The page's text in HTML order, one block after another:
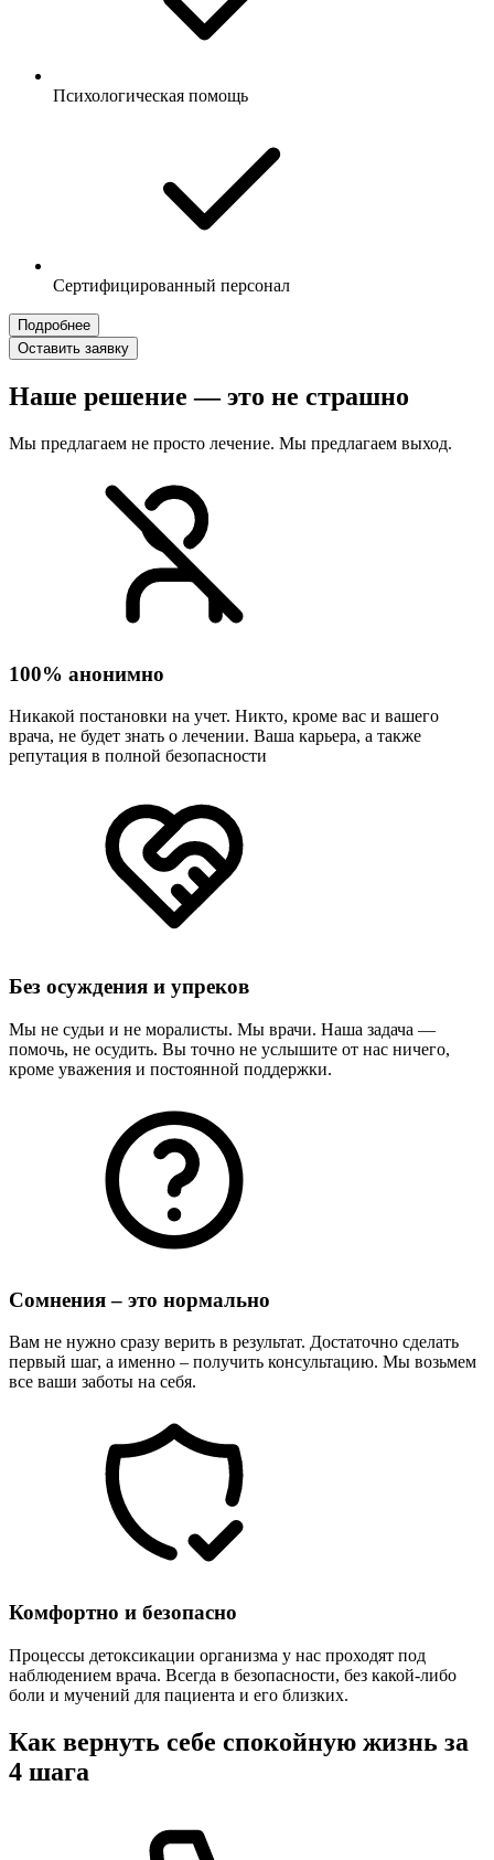
Психологическая помощь
Сертифицированный персонал
Подробнее
Оставить заявку
Наше решение — это не страшно
Мы предлагаем не просто лечение. Мы предлагаем выход.
100% анонимно
Никакой постановки на учет. Никто, кроме вас и вашего
врача, не будет знать о лечении. Ваша карьера, а также
репутация в полной безопасности
Без осуждения и упреков
Мы не судьи и не моралисты. Мы врачи. Наша задача —
помочь, не осудить. Вы точно не услышите от нас ничего,
кроме уважения и постоянной поддержки.
Сомнения – это нормально
Вам не нужно сразу верить в результат. Достаточно сделать
первый шаг, а именно – получить консультацию. Мы возьмем
все ваши заботы на себя.
Комфортно и безопасно
Процессы детоксикации организма у нас проходят под
наблюдением врача. Всегда в безопасности, без какой-либо
боли и мучений для пациента и его близких.
Как вернуть себе спокойную жизнь за
4 шага